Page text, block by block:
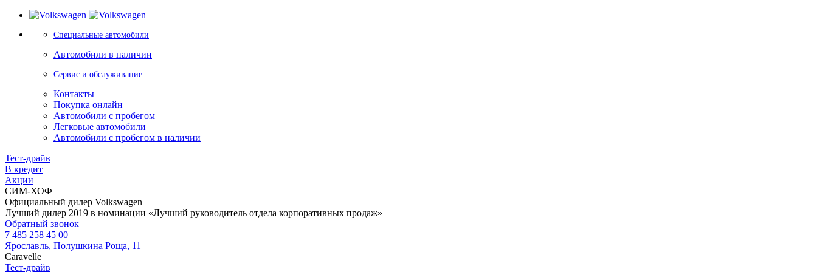
Специальные автомобили
Автомобили в наличии
Сервис и обслуживание
Контакты
Покупка онлайн
Автомобили с пробегом
Легковые автомобили
Автомобили с пробегом в наличии
Тест-драйв
В кредит
Акции
СИМ-ХОФ
Официальный дилер Volkswagen
Лучший дилер 2019 в номинации «Лучший руководитель отдела корпоративных продаж»
Обратный звонок
7 485 258 45 00
Ярославль, Полушкина Роща, 11
Caravelle
Тест-драйв